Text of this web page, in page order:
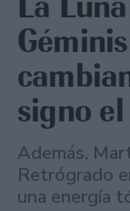
signo
Además,
Retrógrado
una energía